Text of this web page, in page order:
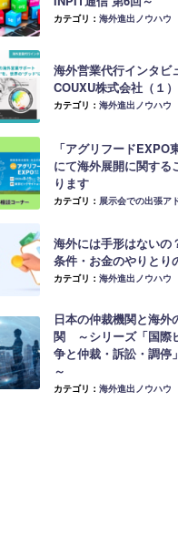
カテゴリ： 海外進出ノウハウ
海外営業代行インタビ
COUXU株式会社（１）
カテゴリ： 海外進出ノウハウ
「アグリフードEXPO
にて海外展開に関する
ります
カテゴリ： 展示会での出張ア
海外には手形はないの
条件・お金のやりとり
カテゴリ： 海外進出ノウハウ
日本の仲裁機関と海外
関 ～シリーズ「国際
争と仲裁・訴訟・調
～
カテゴリ： 海外進出ノウハウ